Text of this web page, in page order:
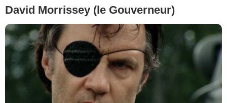
David Morrissey (le Gouverneur)